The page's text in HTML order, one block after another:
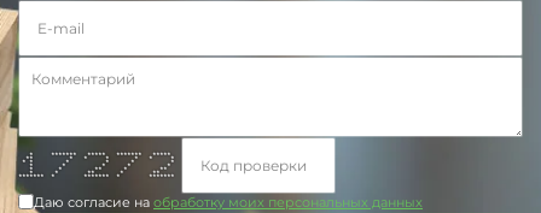
* ******* ***** ******* *****
** * * * * * *
* * * * * *
* * * * *
* * ** * **
* * ** * **
******* * ******* * *******
Даю согласие на обработку моих персональных данных